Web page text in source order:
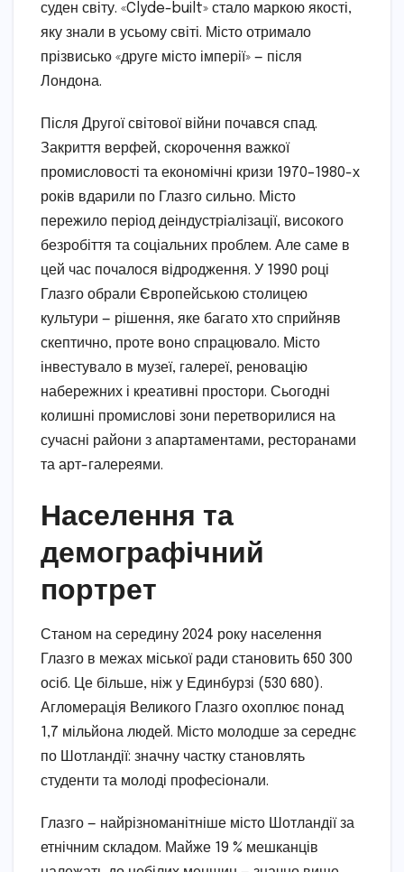
суден світу. «Clyde-built» стало маркою якості,
яку знали в усьому світі. Місто отримало
прізвисько «друге місто імперії» — після
Лондона.
Після Другої світової війни почався спад.
Закриття верфей, скорочення важкої
промисловості та економічні кризи 1970–1980-х
років вдарили по Глазго сильно. Місто
пережило період деіндустріалізації, високого
безробіття та соціальних проблем. Але саме в
цей час почалося відродження. У 1990 році
Глазго обрали Європейською столицею
культури — рішення, яке багато хто сприйняв
скептично, проте воно спрацювало. Місто
інвестувало в музеї, галереї, реновацію
набережних і креативні простори. Сьогодні
колишні промислові зони перетворилися на
сучасні райони з апартаментами, ресторанами
та арт-галереями.
Населення та
демографічний
портрет
Станом на середину 2024 року населення
Глазго в межах міської ради становить 650 300
осіб. Це більше, ніж у Единбурзі (530 680).
Агломерація Великого Глазго охоплює понад
1,7 мільйона людей. Місто молодше за середнє
по Шотландії: значну частку становлять
студенти та молоді професіонали.
Глазго — найрізноманітніше місто Шотландії за
етнічним складом. Майже 19 % мешканців